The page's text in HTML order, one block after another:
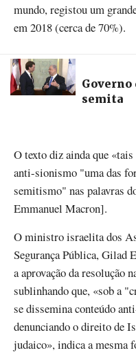
mundo, registou um
em 2018 (cerca de 70%).
semita
O texto diz ainda que
anti-sionismo "uma das
semitismo" nas palavras
Emmanuel Macron].
O ministro israelita dos
Segurança Pública, Gilad
a aprovação da resolução
sublinhando que, «sob a
se dissemina conteúdo
denunciando o direito de
judaico», indica a mesma